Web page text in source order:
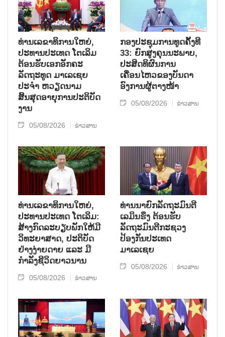
ທ່ານເລຂາທິການໃຫຍ່,
ປະທານປະເທດ ໂຕເລິມ
ຕ້ອນຮັບເອກອັກຄະ
ລັດຖະທູດ ມາເລເຊຍ
ປະຈຳ ຫວຽດນາມ
ສິ້ນສຸດອາຍຸການປະຕິບັດ
ງານ
05/08/2026 ຂ່າວສານ
ກອງປະຊຸມການທູດຄັ້ງທີ
33: ຍົກສູງຄຸນນະພາບ,
ປະສິດທິຜົນການ
ເຄື່ອນໄຫວຂອງບັນດາ
ອົງການຜູ້ຕາງໜ້າ
05/08/2026 ຂ່າວສານ
ທ່ານເລຂາທິການໃຫຍ່,
ປະທານປະເທດ ໂຕເລິມ:
ສ້າງກົດລະບຽບພັກໃຫ້ມີ
ວິທະຍາສາດ, ປະຕິບັດ
ຢ່າງງ່າຍດາຍ ແລະ ມີ
ກຳລັງຊີວິດຍາວນານ
05/08/2026 ຂ່າວສານ
ທ່ານນາຍົກລັດຖະມົນຕີ
ເລມິນຮຶງ ຕ້ອນຮັບ
ລັດຖະມົນຕີກະຊວງ
ປ້ອງກັນປະເທດ
ມາເລເຊຍ
05/08/2026 ຂ່າວສານ